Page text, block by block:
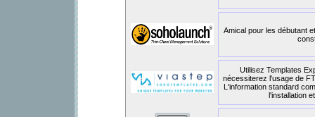
Amical pour les débutant
Utilisez Templates
nécessiterez l'usage de
L'information standard
l'installation